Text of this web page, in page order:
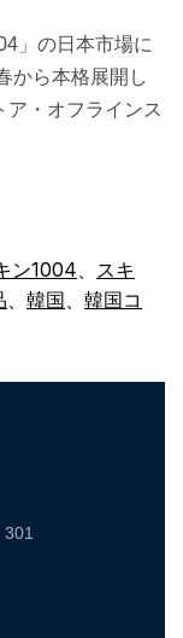
」の日本市場に
から本格展開し
ア・オフラインス
ン1004、 スキ
、 韓国、 韓国コ